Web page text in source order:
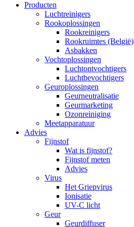
Producten
Luchtreinigers
Rookoplossingen
Rookreinigers
Rookruimtes (België)
Asbakken
Vochtoplossingen
Luchtontvochtigers
Luchtbevochtigers
Geuroplossingen
Geurneutralisatie
Geurmarketing
Ozonreiniging
Meetapparatuur
Advies
Fijnstof
Wat is fijnstof?
Fijnstof meten
Advies
Virus
Het Griepvirus
Ionisatie
UV-C licht
Geur
Geurdiffuser